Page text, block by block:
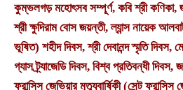
কুম্ভলগড় মহোৎসব সম্পূর্ণ, কবি শ্রী কণিকা,
শ্রী ক্ষুদিরাম বোস জয়ন্তী, ল্যান্স নায়েক
ভূষিত) শহীদ দিবস, শ্রী দেবানন্দ স্মৃতি দিবস,
গ্যাস ট্র্যাজেডি দিবস, বিশ্ব প্রতিবন্ধী দিবস,
ফ্রান্সিস জেভিয়ার মৃত্যুবার্ষিকী (সেন্ট